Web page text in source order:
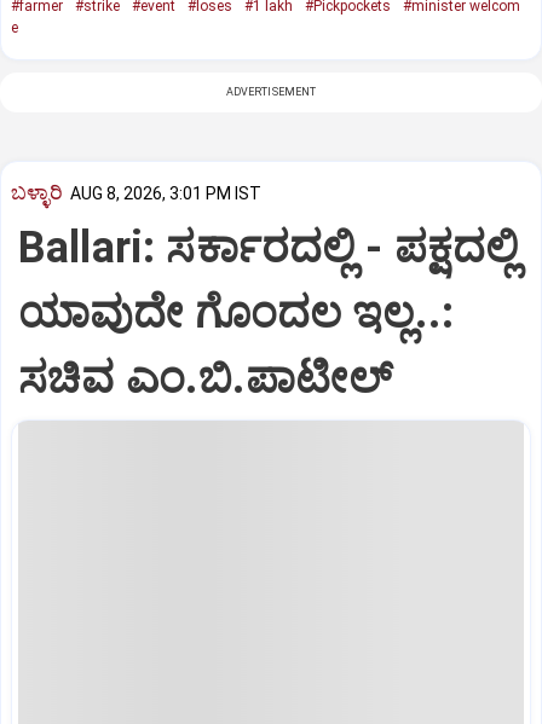
#farmer #strike #event #loses #1 lakh #Pickpockets
#minister welcom
e
ADVERTISEMENT
ಬಳ್ಳಾರಿ AUG 8, 2026, 3:01 PM IST
Ballari: ಸರ್ಕಾರದಲ್ಲಿ - ಪಕ್ಷದಲ್ಲಿ
ಯಾವುದೇ ಗೊಂದಲ ಇಲ್ಲ..:
ಸಚಿವ ಎಂ.ಬಿ.ಪಾಟೀಲ್